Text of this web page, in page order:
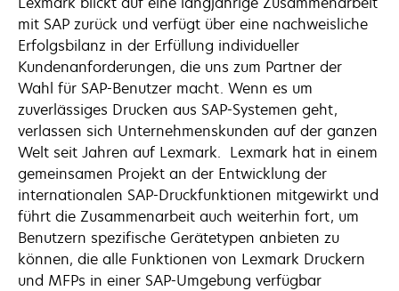
mit SAP zurück und verfügt über eine nachweisliche
Erfolgsbilanz in der Erfüllung individueller
Kundenanforderungen, die uns zum Partner der
Wahl für SAP-Benutzer macht. Wenn es um
zuverlässiges Drucken aus SAP-Systemen geht,
verlassen sich Unternehmenskunden auf der ganzen
Welt seit Jahren auf Lexmark. Lexmark hat in einem
gemeinsamen Projekt an der Entwicklung der
internationalen SAP-Druckfunktionen mitgewirkt und
führt die Zusammenarbeit auch weiterhin fort, um
Benutzern spezifische Gerätetypen anbieten zu
können, die alle Funktionen von Lexmark Druckern
und MFPs in einer SAP-Umgebung verfügbar